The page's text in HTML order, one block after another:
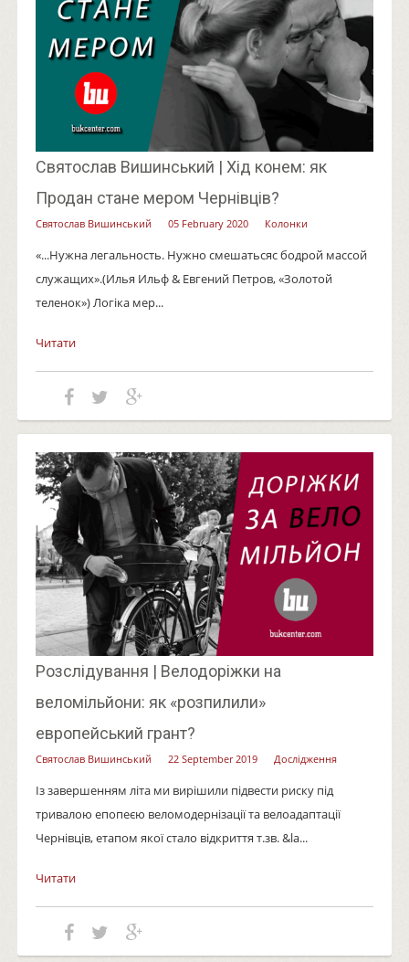
Святослав Вишинський | Хід конем: як
Продан стане мером Чернівців?
Святослав Вишинський 05 February 2020 Колонки
«...Нужна легальность. Нужно смешатьсяс бодрой массой
служащих».(Илья Ильф & Евгений Петров, «Золотой
теленок») Логіка мер...
Читати
Розслідування | Велодоріжки на
веломільйони: як «розпилили»
европейський грант?
Святослав Вишинський 22 September 2019 Дослідження
Із завершенням літа ми вирішили підвести риску під
тривалою епопеєю веломодернізації та велоадаптації
Чернівців, етапом якої стало відкриття т.зв. &la...
Читати